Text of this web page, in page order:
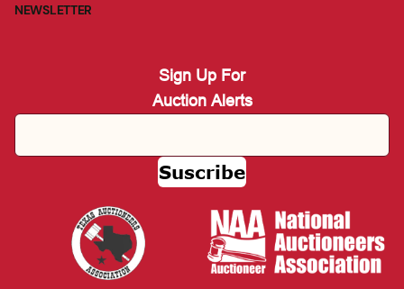
NEWSLETTER
Sign Up For
Auction Alerts